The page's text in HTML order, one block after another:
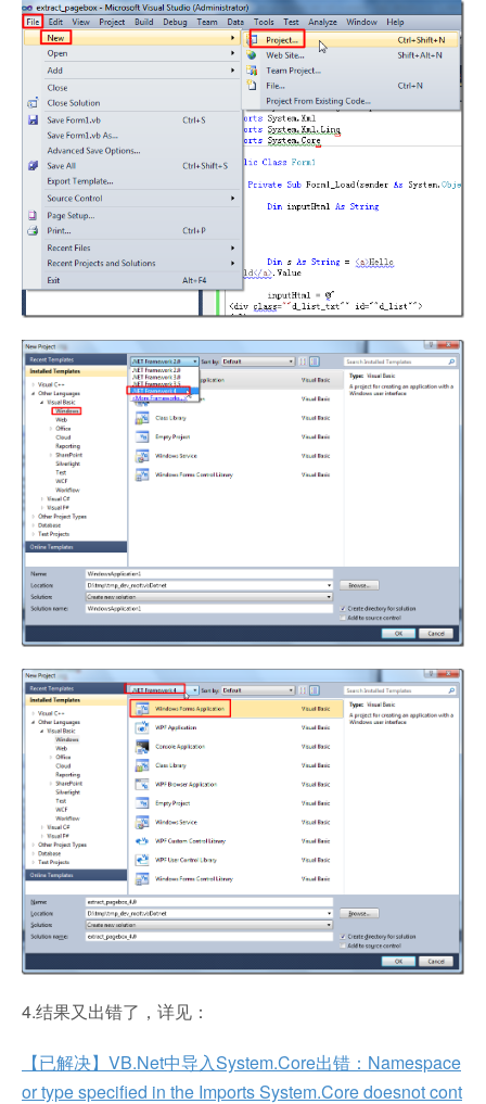
4.结果又出错了，详见：
【已解决】VB.Net中导入System.Core出错：Namespace
or type specified in the Imports System.Core doesnot cont